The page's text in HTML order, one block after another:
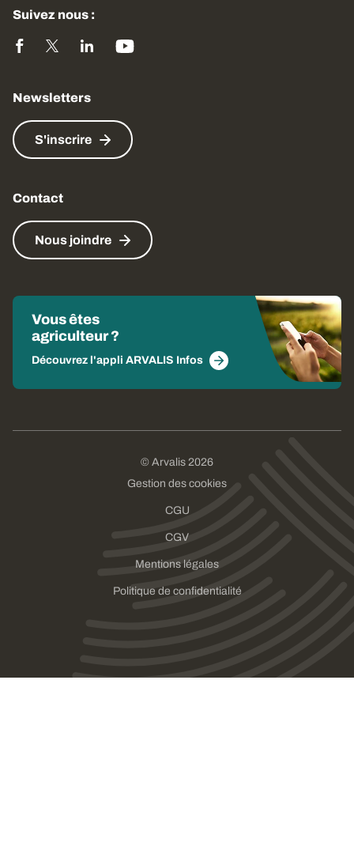
Suivez nous :
Newsletters
S'inscrire
Contact
Nous joindre
Vous êtes
agriculteur ?
Découvrez l'appli ARVALIS Infos
© Arvalis 2026
Gestion des cookies
CGU
CGV
Mentions légales
Politique de confidentialité